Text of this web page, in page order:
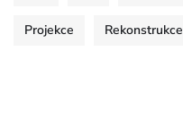
Projekce Rekonstrukce